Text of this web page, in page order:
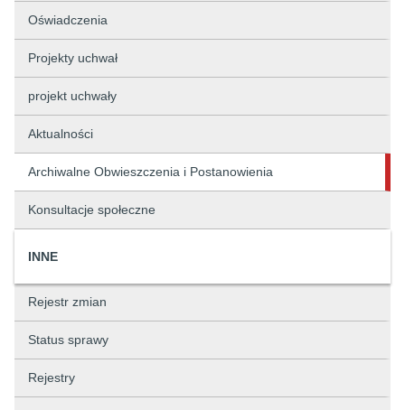
Oświadczenia
Projekty uchwał
projekt uchwały
Aktualności
Archiwalne Obwieszczenia i Postanowienia
Konsultacje społeczne
INNE
Rejestr zmian
Status sprawy
Rejestry